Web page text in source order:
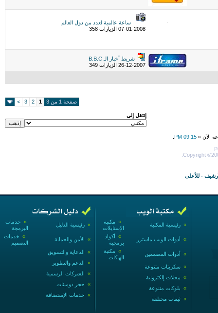
ساعة عالمية لعدد من دول العالم
07-01-2008 الزيارات 358
شريط أخبار الـ B.B.C
26-12-2007 الزيارات 349
صفحة 1 من 3 1
2
3
>
إنتقل إلى
الآن » 09:15 PM
Copyright
- للأعلى
» خدمات
البرمجة
» رئيسية الدليل
» خدمات
التصميم
» الأمن والحماية
» الدعاية والتسويق
» الدعم والتطوير
» الشركات الرسمية
» حجز دومينات
» خدمات الإستضافة
» مكتبة
الإستايلات
» رئيسية المكتبة
» أكواد
برمجية
» أدوات الويب ماسترز
» مكتبة
الهاكات
» أدوات المصممين
» سكربتات متنوعة
» مجلات إلكترونية
» بلوكات متنوعة
» ثيمات مختلفة